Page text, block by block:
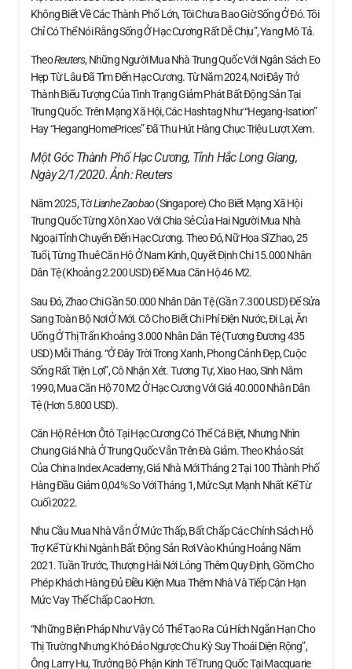
Không Biết Về Các Thành Phố Lớn, Tôi Chưa Bao Giờ Sống Ở Đó. Tôi
Chỉ Có Thể Nói Rằng Sống Ở Hạc Cương Rất Dễ Chịu”, Yang Mô Tả.
TheoReuters, Những Người Mua Nhà Trung Quốc Với Ngân Sách Eo
Hẹp Từ Lâu Đã Tìm Đến Hạc Cương. Từ Năm 2024, Nơi Đây Trở
Thành Biểu Tượng Của Tình Trạng Giảm Phát Bất Động Sản Tại
Trung Quốc. Trên Mạng Xã Hội, Các Hashtag Như “Hegang-Isation”
Hay “HegangHomePrices” Đã Thu Hút Hàng Chục Triệu Lượt Xem.
Một Góc Thành Phố Hạc Cương, Tỉnh Hắc Long Giang,
Ngày 2/1/2020. Ảnh:Reuters
Năm 2025, TờLianhe Zaobao(Singapore) Cho Biết Mạng Xã Hội
Trung Quốc Từng Xôn Xao Với Chia Sẻ Của Hai Người Mua Nhà
Ngoại Tỉnh Chuyển Đến Hạc Cương. Theo Đó, Nữ Họa Sĩ Zhao, 25
Tuổi, Từng Thuê Căn Hộ Ở Nam Kinh, Quyết Định Chi 15.000 Nhân
Dân Tệ (khoảng 2.200 USD) Để Mua Căn Hộ 46 M2.
Sau Đó, Zhao Chi Gần 50.000 Nhân Dân Tệ (gần 7.300 USD) Để Sửa
Sang Toàn Bộ Nơi Ở Mới. Cô Cho Biết Chi Phí Điện Nước, Đi Lại, Ăn
Uống Ở Thị Trấn Khoảng 3.000 Nhân Dân Tệ (tương Đương 435
USD) Mỗi Tháng. “Ở Đây Trời Trong Xanh, Phong Cảnh Đẹp, Cuộc
Sống Rất Tiện Lợi”, Cô Nhận Xét. Tương Tự, Xiao Hao, Sinh Năm
1990, Mua Căn Hộ 70 M2 Ở Hạc Cương Với Giá 40.000 Nhân Dân
Tệ (hơn 5.800 USD).
Căn Hộ Rẻ Hơn Ôtô Tại Hạc Cương Có Thể Cá Biệt, Nhưng Nhìn
Chung Giá Nhà Ở Trung Quốc Vẫn Trên Đà Giảm. Theo Khảo Sát
Của China Index Academy, Giá Nhà Mới Tháng 2 Tại 100 Thành Phố
Hàng Đầu Giảm 0,04% So Với Tháng 1, Mức Sụt Mạnh Nhất Kể Từ
Cuối 2022.
Nhu Cầu Mua Nhà Vẫn Ở Mức Thấp, Bất Chấp Các Chính Sách Hỗ
Trợ Kể Từ Khi Ngành Bất Động Sản Rơi Vào Khủng Hoảng Năm
2021. Tuần Trước, Thượng Hải Nới Lỏng Thêm Quy Định, Gồm Cho
Phép Khách Hàng Đủ Điều Kiện Mua Thêm Nhà Và Tiếp Cận Hạn
Mức Vay Thế Chấp Cao Hơn.
“Những Biện Pháp Như Vậy Có Thể Tạo Ra Cú Hích Ngắn Hạn Cho
Thị Trường Nhưng Khó Đảo Ngược Chu Kỳ Suy Thoái Diện Rộng”,
Ông Larry Hu, Trưởng Bộ Phận Kinh Tế Trung Quốc Tại Macquarie